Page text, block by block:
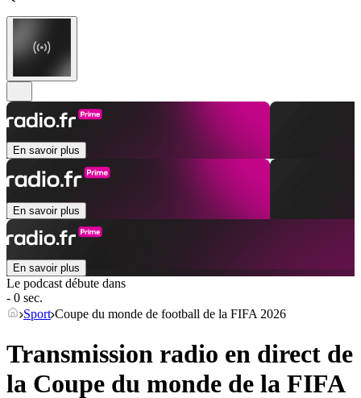
En savoir plus
En savoir plus
En savoir plus
Le podcast débute dans
- 0 sec.
Sport Coupe du monde de football de la FIFA 2026
Transmission radio en direct de
la Coupe du monde de la FIFA